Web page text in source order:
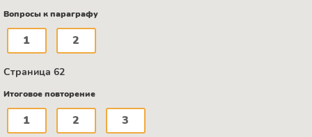
Вопросы к параграфу
1 2
Страница 62
Итоговое повторение
1 2 3